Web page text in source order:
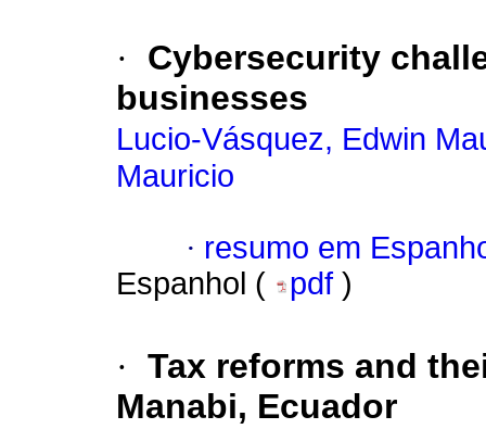
·
Cybersecurity
businesses
Lucio-Vásquez, Edwin
Mauricio
· resumo em
Espanhol (
pdf )
· Tax reforms and
Manabi, Ecuador